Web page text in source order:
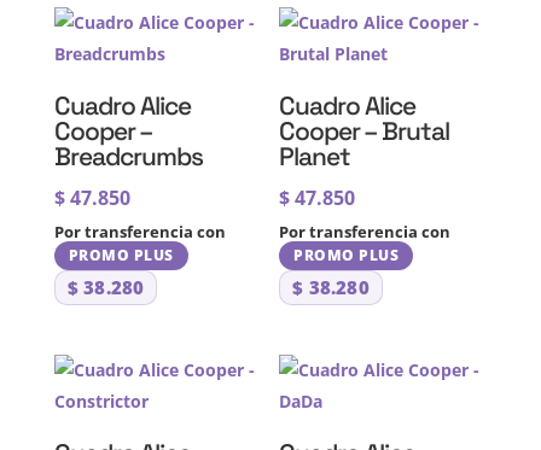
Cuadro Alice
Cooper –
Breadcrumbs
$47.850
Por transferencia con
PROMO PLUS
$ 38.280
Cuadro Alice
Cooper – Brutal
Planet
$47.850
Por transferencia con
PROMO PLUS
$ 38.280